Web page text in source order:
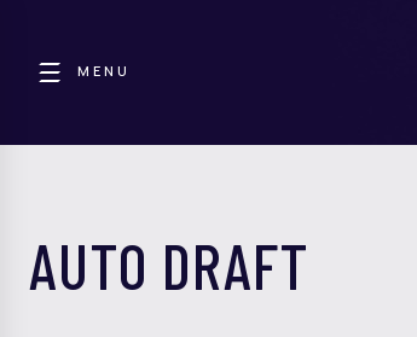
MENU
AUTO DRAFT